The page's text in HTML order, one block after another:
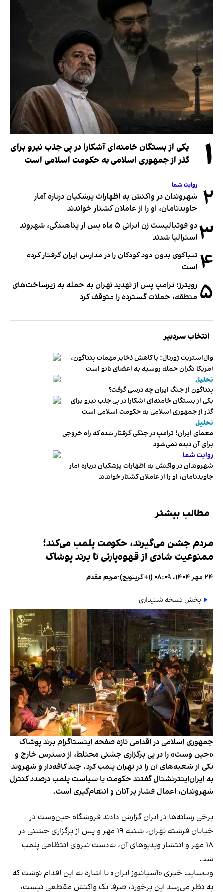
۱
یکی از بستگان خامنه‌ای آشکارا در پی جذب نیرو برای
گذر از جمهوری اسلامی به حکومت اسلامی است
۲ روایت شما
شهروندان در واکنش به اظهارات پزشکیان درباره آمار
جاویدنامان، او را از عاملان کشتار خواندند
۳
دو فوتبالیست زن ایرانی ۵ ماه پس از پناهندگی، شهروند
استرالیا شدند
۴ تنباکوی بدون دود کودکان را در مدارس ایران گرفتار کرده
است
۵ رویترز: ترامپ پس از تهدید تهران به حمله به زیرساخت‌های
منطقه، حملات گسترده را متوقف کرد
انتخاب سردبیر
وال‌استریت ژورنال: با کاهش ذخایر مهمات پنتاگون،
آمریکا نگران حمله روسیه به اعضای ناتو‌ است
تحلیل
پنتاگون از جنگ ایران چه درسی گرفت؟
یکی از بستگان خامنه‌ای آشکارا در پی جذب نیرو برای
گذر از جمهوری اسلامی به حکومت اسلامی است
تحلیل
معمای ایران؛ ترامپ در جنگی گرفتار شده که راه خروجی
برای آن دیده نمی‌شود
روایت شما
شهروندان در واکنش به اظهارات پزشکیان درباره آمار
جاویدنامان، او را از عاملان کشتار خواندند
مطالب بیشتر
مردم جشن می‌گیرند، حکومت پلمب می‌کند؛
ممنوعیت شادی از قهوه‌پارتی تا برند پوشاک
۲۴ مهر ۱۴۰۴، ۰۸:۰۹ (‎+۱ گرینویچ) •مریم مقدم
پخش نسخه شنیداری
جمهوری اسلامی در اقدامی تازه صفحه اینستاگرام برند پوشاک
«جین وست» را در پی برگزاری جشنی مختلط، از دسترس خارج و
یکی از شعبه‌های آن را در تهران پلمب کرد. چند کافه‌‌دار و شهروند
به ایران‌اینترنشنال گفتند حکومت با سیاست پلمب درصدد کنترل
شهروندان، اعمال فشار بر آنان و انتقام‌گیری است.
برخی رسانه‌ها در ایران گزارش دادند فروشگاه جین‌وست در
خیابان فرشته تهران، شنبه ۱۹ مهر و پس از برگزاری جشنی در
۱۸ مهر و انتشار ویدیوهای آن، به‌دست نیروی انتظامی پلمب
شد.
وب‌سایت خبری «آسیانیوز ایران» با اشاره به این اقدام نوشت که
به نظر می‌رسد این برخورد، صرفا یک واکنش مقطعی نیست،